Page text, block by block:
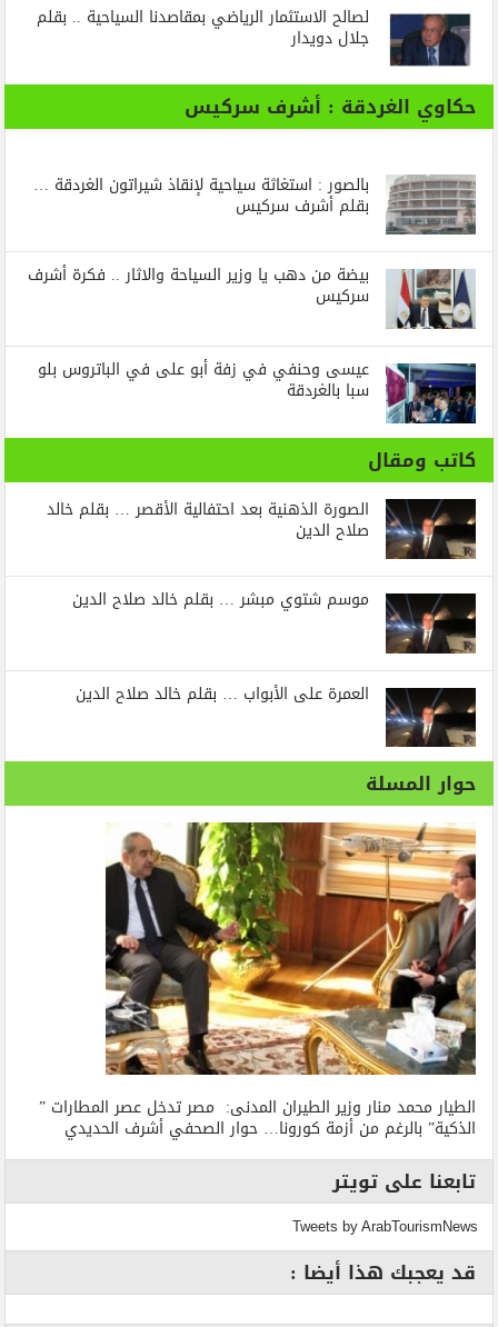
لصالح الاستثمار الرياضي بمقاصدنا السياحية .. بقلم
جلال دويدار
حكاوي الغردقة : أشرف سركيس
بالصور : استغاثة سياحية لإنقاذ شيراتون الغردقة …
بقلم أشرف سركيس
بيضة من دهب يا وزير السياحة والاثار .. فكرة أشرف
سركيس
عيسى وحنفي في زفة أبو على في الباتروس بلو
سبا بالغردقة
كاتب ومقال
الصورة الذهنية بعد احتفالية الأقصر … بقلم خالد
صلاح الدين
موسم شتوي مبشر … بقلم خالد صلاح الدين
العمرة على الأبواب … بقلم خالد صلاح الدين
حوار المسلة
الطيار محمد منار وزير الطيران المدنى: مصر تدخل عصر المطارات ”
الذكية” بالرغم من أزمة كورونا… حوار الصحفي أشرف الحديدي
تابعنا على تويتر
Tweets by ArabTourismNews
قد يعجبك هذا أيضا :